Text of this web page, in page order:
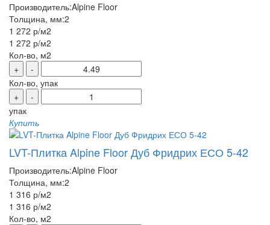
Производитель:Alpine Floor
Толщина, мм:2
1 272 р/м2
1 272 р/м2
Кол-во, м2
+
-
Кол-во, упак
+
-
упак
Купить
LVT-Плитка Alpine Floor Дуб Фридрих ЕСО 5-42
Производитель:Alpine Floor
Толщина, мм:2
1 316 р/м2
1 316 р/м2
Кол-во, м2